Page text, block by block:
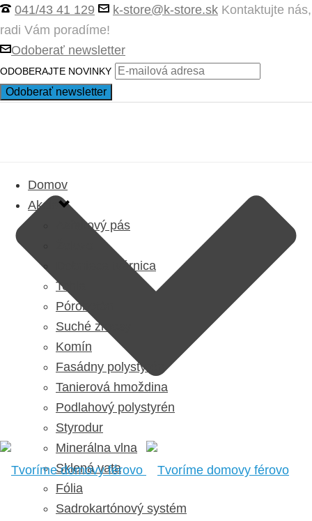
041/43 41 129 k-store@k-store.sk Kontaktujte nás,
radi Vám poradíme!
Odoberať newsletter
ODOBERAJTE NOVINKY
Domov
Akcia
Asfaltový pás
Debniaca tvárnica
Tehla
Pórobetón
Suché zmesy
Komín
Fasádny polystyrén
Tanierová hmoždina
Podlahový polystyrén
Styrodur
Minerálna vlna
Sklená vata
Fólia
Sadrokartónový systém